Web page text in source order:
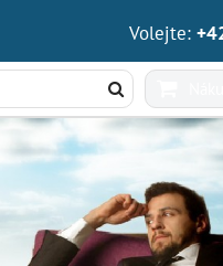
Volejte: